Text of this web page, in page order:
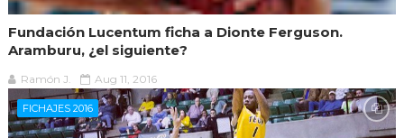
Fundación Lucentum ficha a Dionte Ferguson.
Aramburu, ¿el siguiente?
Ramón J. Aug 11, 2016
FICHAJES 2016